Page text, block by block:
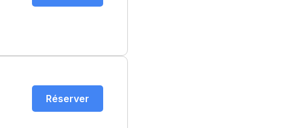
Réserver